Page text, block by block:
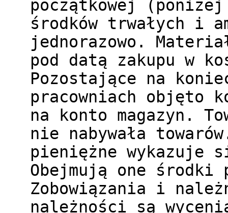
początkowej
środków trwałych i
jednorazowo.
pod datą zakupu w
Pozostające na
pracowniach objęto
na konto magazyn.
nie nabywała
pieniężne wykazuje
Obejmują one
Zobowiązania i
należności są